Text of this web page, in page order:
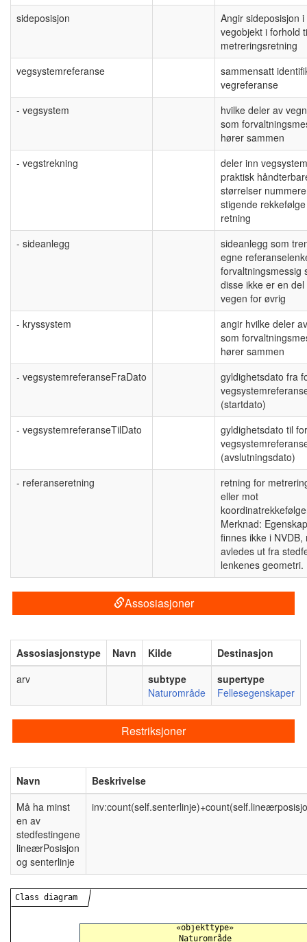
sideposisjon
Angir sideposisjon i
vegobjekt i forhold
metreringsretning
vegsystemreferanse
sammensatt
vegreferanse
- vegsystem
hvilke deler av
som
hører sammen
- vegstrekning
deler inn
praktisk
størrelser
stigende
retning
- sideanlegg
sideanlegg som
egne
forvaltningsmessig
disse ikke er en del
vegen for øvrig
- kryssystem
angir hvilke deler
som
hører sammen
- vegsystemreferanseFraDato
gyldighetsdato fra
(startdato)
- vegsystemreferanseTilDato
gyldighetsdato til for
(avslutningsdato)
- referanseretning
retning for
eller mot
Merknad:
finnes ikke i NVDB,
avledes ut fra
lenkenes geometri.
Assosiasjoner
Assosiasjonstype Navn Kilde
Destinasjon
arv
subtype
Naturområde
supertype
Fellesegenskaper
Restriksjoner
Navn
Beskrivelse
Må ha minst
en av
stedfestingene
lineærPosisjon
og senterlinje